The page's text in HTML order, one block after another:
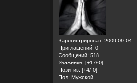
Зарегистрирован: 2009-09-04
Приглашений: 0
Сообщений: 518
Уважение: [+17/-0]
Позитив: [+4/-0]
Пол: Мужской